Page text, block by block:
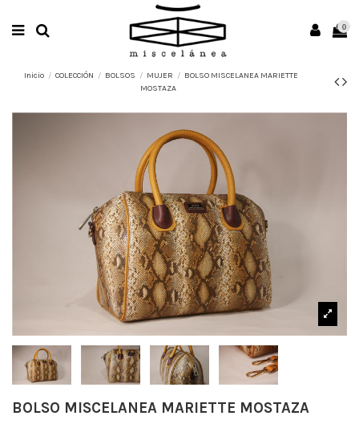
0
Inicio COLECCIÓN BOLSOS MUJER
BOLSO MISCELANEA MARIETTE
MOSTAZA
BOLSO MISCELANEA MARIETTE MOSTAZA